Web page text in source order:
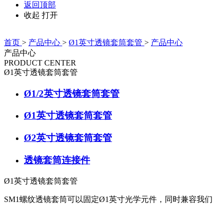
返回顶部
收起 打开
首页 > 产品中心 > Ø1英寸透镜套筒套管 > 产品中心
产品中心
PRODUCT CENTER
Ø1英寸透镜套筒套管
Ø1/2英寸透镜套筒套管
Ø1英寸透镜套筒套管
Ø2英寸透镜套筒套管
透镜套筒连接件
Ø1英寸透镜套筒套管
SM1螺纹透镜套筒可以固定Ø1英寸光学元件，同时兼容我们